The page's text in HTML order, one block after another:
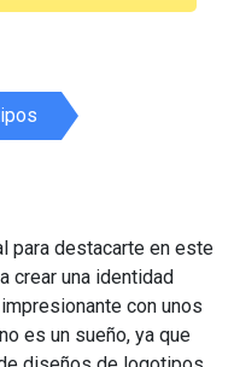
para destacarte en este
crear una identidad
con unos
es un sueño, ya que